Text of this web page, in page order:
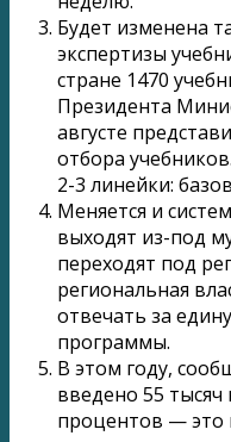
Будет изменена
экспертизы
стране 1470
Президента
августе
отбора
2-3 линейки:
Меняется и
выходят из-под
переходят под
региональная
отвечать за
программы.
В этом году,
введено 55
процентов — это